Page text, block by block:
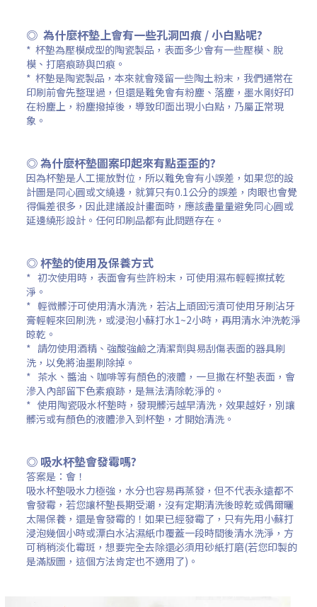
◎ 為什麼杯墊上會有一些孔洞凹痕 /小白點呢?
* 杯墊為壓模成型的陶瓷製品，表面多少會有一些壓模、脫
模、打磨痕跡與凹痕。
* 杯墊是陶瓷製品，本來就會殘留一些陶土粉末， 我們通常在
印刷前會先整理過，但還是難免會有粉塵、落塵，墨水剛好印
在粉塵上，粉塵撥掉後，導致印面出現小白點，乃屬正常現
象。
◎ 為什麼杯墊圖案印起來有點歪歪的?
因為杯墊是人工擺放對位，所以難免會有小誤差，如果您的設
計圖是同心圓或文繞邊，就算只有0.1公分的誤差，肉眼也會覺
得偏差很多， 因此建議設計畫面時，應該盡量量避免同心圓或
延邊繞形設計。任何印刷品都有此問題存在。
◎ 杯墊的使用及保養方式
* 初次使用時，表面會有些許粉末，可使用濕布輕輕擦拭乾
淨。
* 輕微髒汙可使用清水清洗，若沾上頑固污漬可使用牙刷沾牙
膏輕輕來回刷洗，或浸泡小蘇打水1~2小時，再用清水沖洗乾淨
晾乾。
* 請勿使用酒精、強酸強鹼之清潔劑與易刮傷表面的器具刷
洗，以免將油墨刷除掉。
* 茶水、醬油、咖啡等有顏色的液體，一旦撒在杯墊表面，會
滲入內部留下色素痕跡，是無法清除乾淨的。
* 使用陶瓷吸水杯墊時，發現髒污越早清洗，效果越好，別讓
髒污或有顏色的液體滲入到杯墊，才開始清洗。
◎ 吸水杯墊會發霉嗎?
答案是：會！
吸水杯墊吸水力極強，水分也容易再蒸發，但不代表永遠都不
會發霉，若您讓杯墊長期受潮，沒有定期清洗後晾乾或偶爾曬
太陽保養，還是會發霉的！ 如果已經發霉了，只有先用小蘇打
浸泡幾個小時或漂白水沾濕紙巾覆蓋一段時間後清水洗淨，方
可稍稍淡化霉斑， 想要完全去除還必須用砂紙打磨(若您印製的
是滿版圖，這個方法肯定也不適用了)。